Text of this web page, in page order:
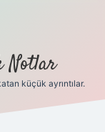
Notlar
küçük ayrıntılar.